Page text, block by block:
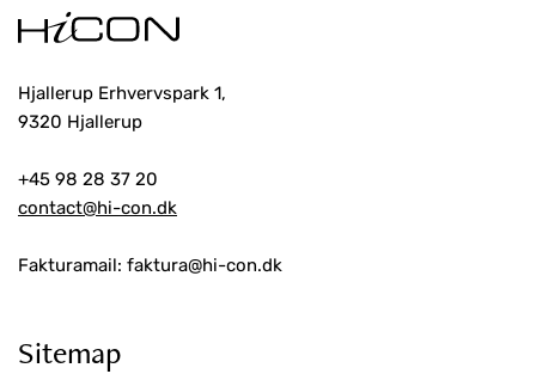
Hjallerup Erhvervspark 1,
9320 Hjallerup
+45 98 28 37 20
contact@hi-con.dk
Fakturamail: faktura@hi-con.dk
Sitemap